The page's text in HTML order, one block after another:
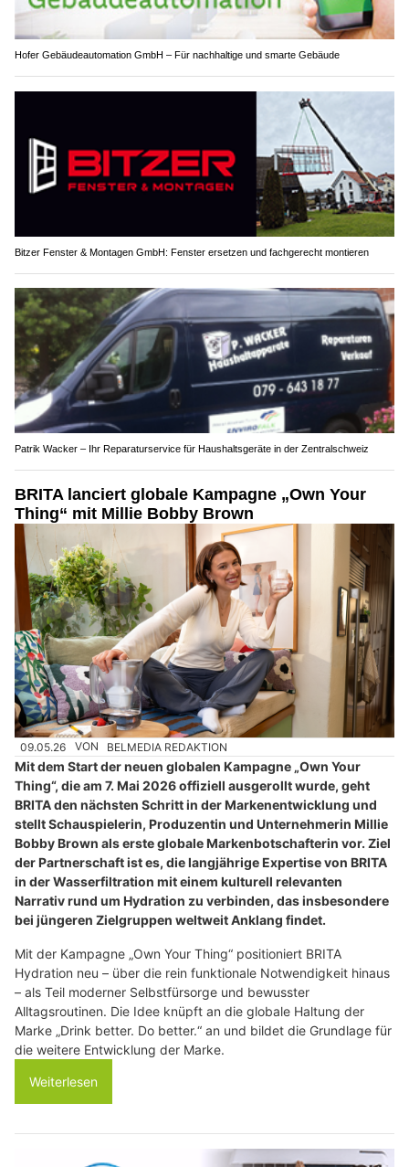
Hofer Gebäudeautomation GmbH – Für nachhaltige und smarte Gebäude
Bitzer Fenster & Montagen GmbH: Fenster ersetzen und fachgerecht montieren
Patrik Wacker – Ihr Reparaturservice für Haushaltsgeräte in der Zentralschweiz
BRITA lanciert globale Kampagne „Own Your
Thing“ mit Millie Bobby Brown
09.05.26 VON BELMEDIA REDAKTION
Mit dem Start der neuen globalen Kampagne „Own Your
Thing“, die am 7. Mai 2026 offiziell ausgerollt wurde, geht
BRITA den nächsten Schritt in der Markenentwicklung und
stellt Schauspielerin, Produzentin und Unternehmerin Millie
Bobby Brown als erste globale Markenbotschafterin vor. Ziel
der Partnerschaft ist es, die langjährige Expertise von BRITA
in der Wasserfiltration mit einem kulturell relevanten
Narrativ rund um Hydration zu verbinden, das insbesondere
bei jüngeren Zielgruppen weltweit Anklang findet.
Mit der Kampagne „Own Your Thing“ positioniert BRITA
Hydration neu – über die rein funktionale Notwendigkeit hinaus
– als Teil moderner Selbstfürsorge und bewusster
Alltagsroutinen. Die Idee knüpft an die globale Haltung der
Marke „Drink better. Do better.“ an und bildet die Grundlage für
die weitere Entwicklung der Marke.
Weiterlesen